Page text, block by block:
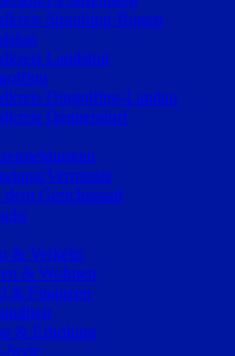
Straubing-Bogen
Landshut
Dingolfing-Landau
Deggendorf
Vermisste
dem Gerichtssaal
& Verkehr
& Wohnen
& Finanzen
& Erholung
Style